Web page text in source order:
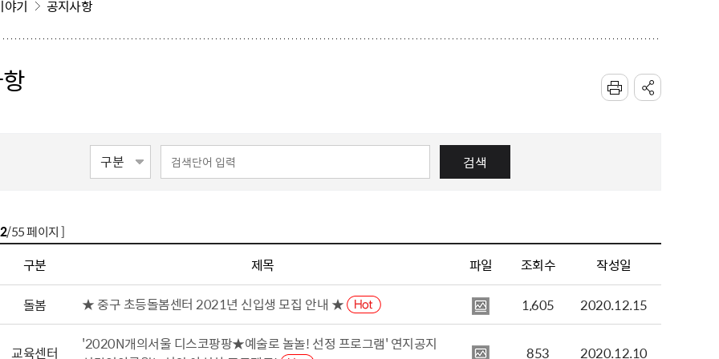
야기 공지사항
검색
/55 페이지 ]
구분 제목 파일 조회수 작성일
돌봄 ★ 중구 초등돌봄센터 2021년 신입생 모집 안내 ★ 1,605 2020.12.15
교육센터
'2020N개의서울 디스코팡팡★예술로 놀놀! 선정 프로그램' 연지공지
853 2020.12.10